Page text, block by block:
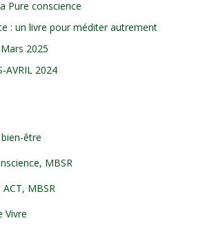
Pure conscience
: un livre pour méditer autrement
2025
AVRIL 2024
être
MBSR
MBSR
Vivre